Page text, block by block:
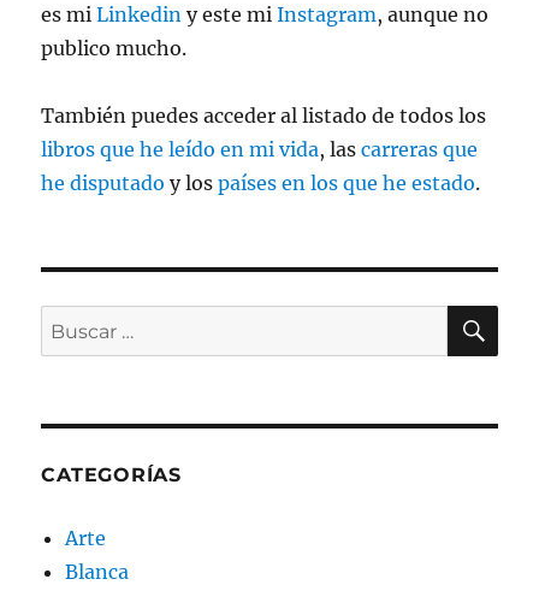
es miLinkedin y este miInstagram, aunque no
publico mucho.
También puedes acceder al listado de todos los
libros que he leído en mi vida, lascarreras que
he disputado y lospaíses en los que he estado.
Buscar
por:
CATEGORÍAS
Arte
Blanca